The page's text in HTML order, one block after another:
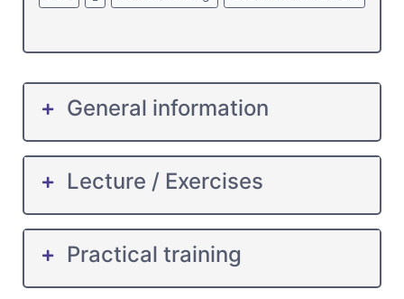
General information
Lecture / Exercises
Practical training